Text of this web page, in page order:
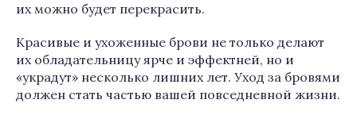
их можно будет перекрасить.
Красивые и ухоженные брови не только делают
их обладательницу ярче и эффектней, но и
«украдут» несколько лишних лет. Уход за бровями
должен стать частью вашей повседневной жизни.